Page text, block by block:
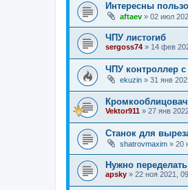
Интересны
aftaev » 02 июл
ЧПУ листогиб
sergoss74 » 14 фев
ЧПУ контроллер
ekuzin » 31 янв
Vektor911 » 27 янв
Станок для
shatrovmaxim » 20
Нужно
apsky » 22 ноя 2021,